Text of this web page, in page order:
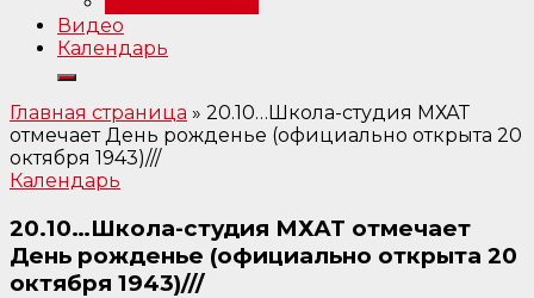
Видео
Календарь
Главная страница » 20.10…Школа-студия МХАТ
отмечает День рожденье (официально открыта 20
октября 1943)///
Календарь
20.10…Школа-студия МХАТ отмечает
День рожденье (официально открыта 20
октября 1943)///